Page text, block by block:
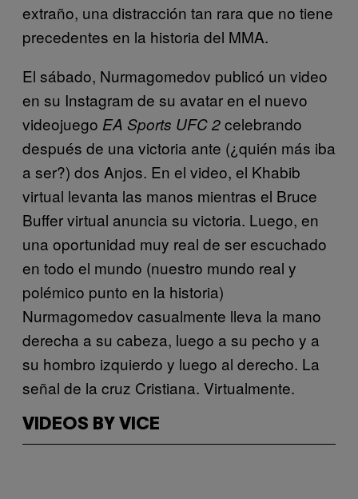
extraño, una distracción tan rara que no tiene
precedentes en la historia del MMA.
El sábado, Nurmagomedov publicó un video
en su Instagram de su avatar en el nuevo
videojuego EA Sports UFC 2celebrando
después de una victoria ante (¿quién más iba
a ser?) dos Anjos. En el video, el Khabib
virtual levanta las manos mientras el Bruce
Buffer virtual anuncia su victoria. Luego, en
una oportunidad muy real de ser escuchado
en todo el mundo (nuestro mundo real y
polémico punto en la historia)
Nurmagomedov casualmente lleva la mano
derecha a su cabeza, luego a su pecho y a
su hombro izquierdo y luego al derecho. La
señal de la cruz Cristiana. Virtualmente.
VIDEOS BY VICE